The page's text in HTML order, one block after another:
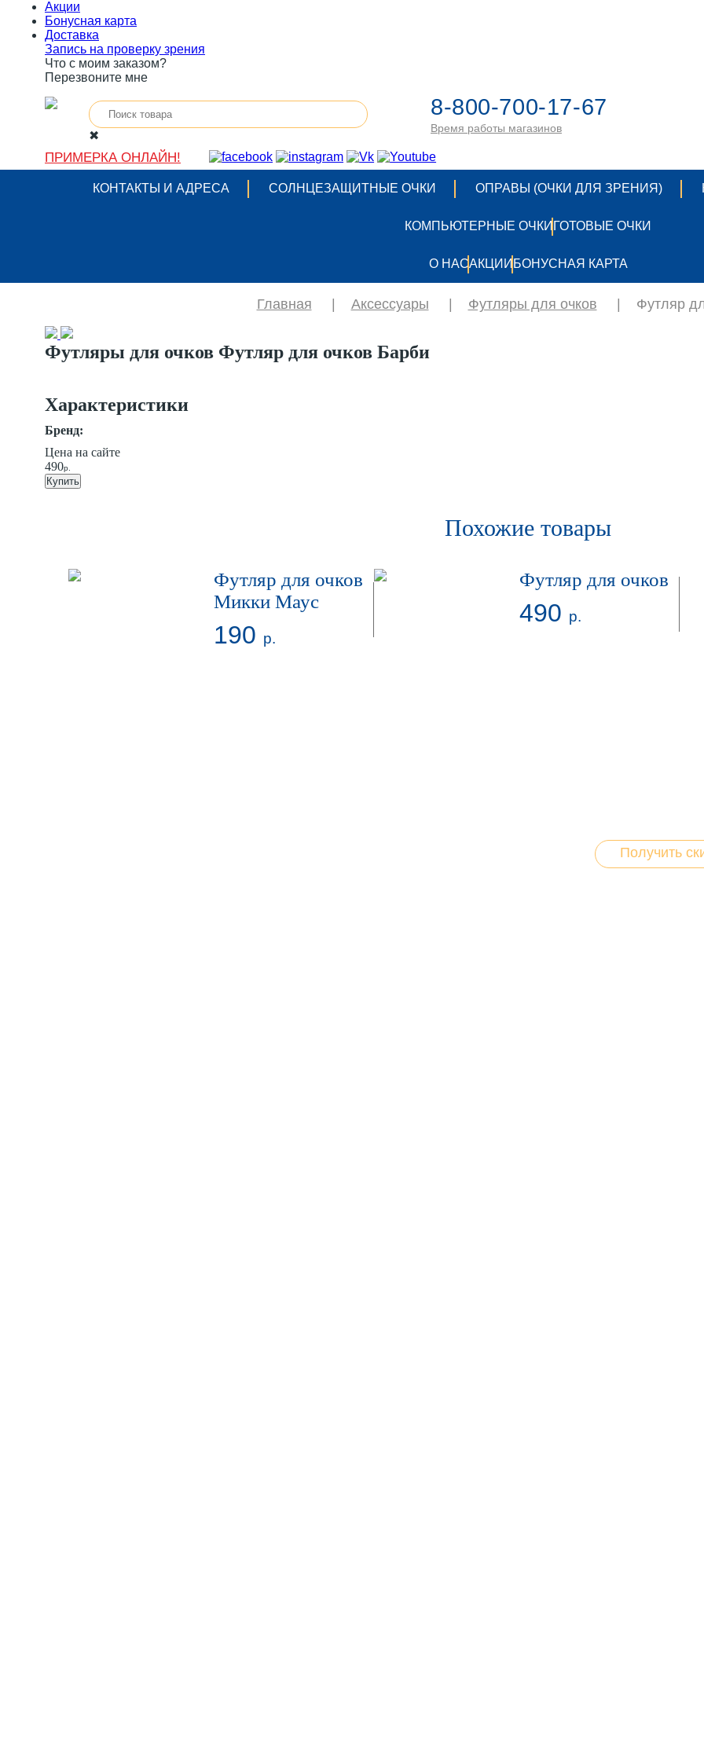
Акции
Бонусная карта
Доставка
Запись на проверку зрения
Что с моим заказом?
Перезвоните мне
✖
8-800-700-17-67
Время работы магазинов
ПРИМЕРКА ОНЛАЙН!
КОНТАКТЫ И АДРЕСА СОЛНЦЕЗАЩИТНЫЕ ОЧКИ ОПРАВЫ (ОЧКИ ДЛЯ ЗРЕНИЯ)
КОМПЬЮТЕРНЫЕ ОЧКИ ГОТОВЫЕ ОЧКИ
О НАСАКЦИИ БОНУСНАЯ КАРТА
Главная Аксессуары Футляры для очков Футляр
Футляры для очков Футляр для очков Барби
Характеристики
Бренд:
Цена на сайте
490р.
Купить
Похожие товары
Футляр для очков
Микки Маус
190 р.
Футляр для очков
490 р.
Получить